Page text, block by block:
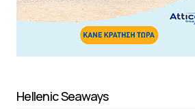
Hellenic Seaways